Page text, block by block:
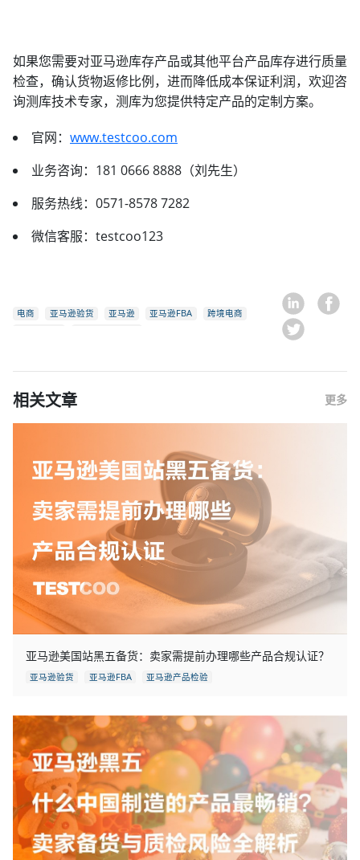
如果您需要对亚马逊库存产品或其他平台产品库存进行质量
检查，确认货物返修比例，进而降低成本保证利润，欢迎咨
询测库技术专家，测库为您提供特定产品的定制方案。
官网： www.testcoo.com
业务咨询：181 0666 8888（刘先生）
服务热线：0571-8578 7282
微信客服：testcoo123
电商 亚马逊验货 亚马逊 亚马逊FBA
跨境电商
相关文章 更多
亚马逊美国站黑五备货：卖家需提前办理哪些产品合规认证？
亚马逊验货 亚马逊FBA 亚马逊产品检验